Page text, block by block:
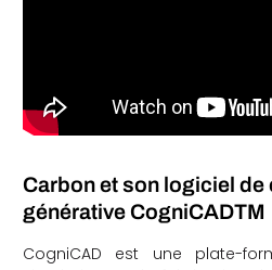
Carbon et son logiciel
générative CogniCADTM
CogniCAD est une plate-